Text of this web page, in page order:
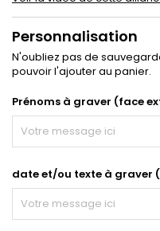
Personnalisation
N'oubliez pas de
pouvoir l'ajouter au panier.
Prénoms à graver (face
date et/ou texte à graver